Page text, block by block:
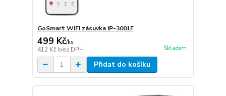
GoSmart WiFi zásuvka IP-3001F
499 Kč/ks
412 Kč bez DPH Skladem
Přidat do košíku